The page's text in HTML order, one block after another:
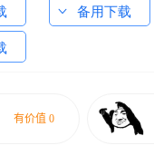
备用下载